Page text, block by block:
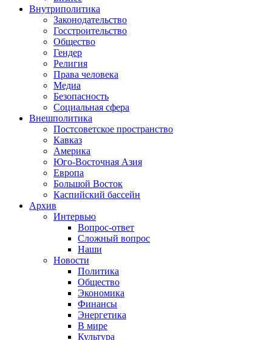
Внутриполитика
Законодательство
Госстроительство
Общество
Гендер
Религия
Права человека
Медиа
Безопасность
Социальная сфера
Внешполитика
Постсоветское пространство
Кавказ
Америка
Юго-Восточная Азия
Европа
Большой Восток
Каспийский бассейн
Архив
Интервью
Вопрос-ответ
Сложный вопрос
Наши
Новости
Политика
Общество
Экономика
Финансы
Энергетика
В мире
Культура